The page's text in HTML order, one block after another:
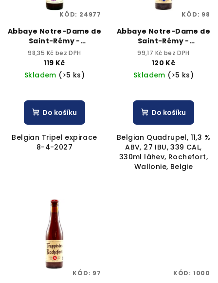
o
Abbaye Notre-Dame de
Saint-Rémy -
Trappistes Rochefort
Triple Extra 330ml
bottle 8,1% alk.Největší
výběr craftových piv
98,35 Kč bez DPH
119 Kč
Skladem (>5 ks)
Do košíku
Belgian Tripel expirace
8-4-2027
KÓD: 24977
Abbaye Notre-Dame de
Saint-Rémy -
Trappistes Rochefort
alk. Největší výběr
craftových piv
99,17 Kč bez DPH
120 Kč
Skladem (>5 ks)
Do košíku
Belgian Quadrupel, 11,3 %
ABV, 27 IBU, 339 CAL,
330ml láhev, Rochefort,
Wallonie, Belgie
KÓD: 98
KÓD: 97 KÓD: 1000